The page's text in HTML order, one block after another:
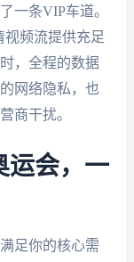
一条VIP车道。
视频流提供充足
，全程的数据
网络隐私，也
商干扰。
运会，一
足你的核心需